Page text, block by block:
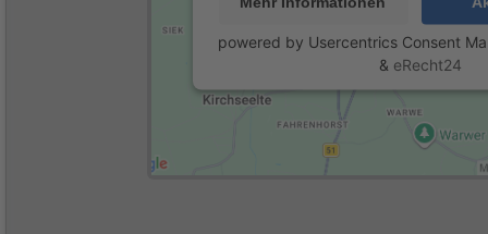
powered by Usercentrics Consent
& eRecht24